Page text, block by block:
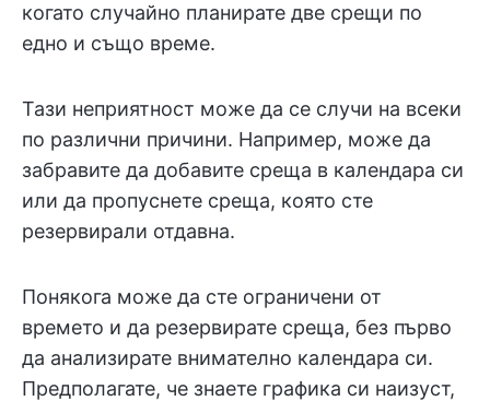
когато случайно планирате две срещи по
едно и също време.
Тази неприятност може да се случи на всеки
по различни причини. Например, може да
забравите да добавите среща в календара си
или да пропуснете среща, която сте
резервирали отдавна.
Понякога може да сте ограничени от
времето и да резервирате среща, без първо
да анализирате внимателно календара си.
Предполагате, че знаете графика си наизуст,